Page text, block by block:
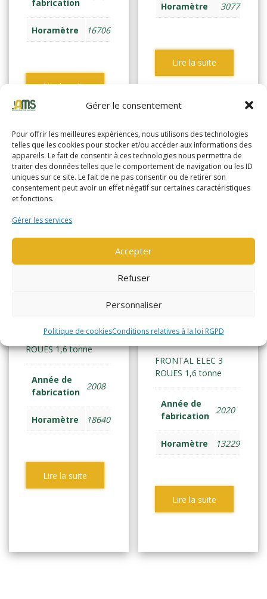
Gérer le consentement
Pour offrir les meilleures expériences, nous utilisons des technologies
telles que les cookies pour stocker et/ou accéder aux informations des
appareils. Le fait de consentir à ces technologies nous permettra de
traiter des données telles que le comportement de navigation ou les ID
uniques sur ce site. Le fait de ne pas consentir ou de retirer son
consentement peut avoir un effet négatif sur certaines caractéristiques
et fonctions.
Gérer les services
Accepter
Refuser
Personnaliser
Politique de cookiesConditions relatives à la loi RGPD
fabrication
Horamètre 16706
Lire la suite
Horamètre 3077
Lire la suite
YALE
FRONTAL ELEC 3
ROUES 1,6 tonne
Année de
fabrication
2008
Horamètre 18640
Lire la suite
ERP16VT
(2209)
FRONTAL ELEC 3
ROUES 1,6 tonne
Année de
fabrication
2020
Horamètre 13229
Lire la suite